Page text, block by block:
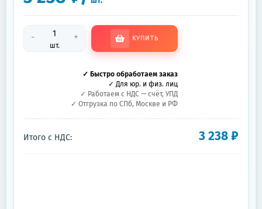
-
шт.
+ КУПИТЬ
✓ Быстро обработаем заказ
✓ Для юр. и физ. лиц
✓ Работаем с НДС — счёт, УПД
✓ Отгрузка по СПб, Москве и РФ
Итого с НДС: 3 238₽